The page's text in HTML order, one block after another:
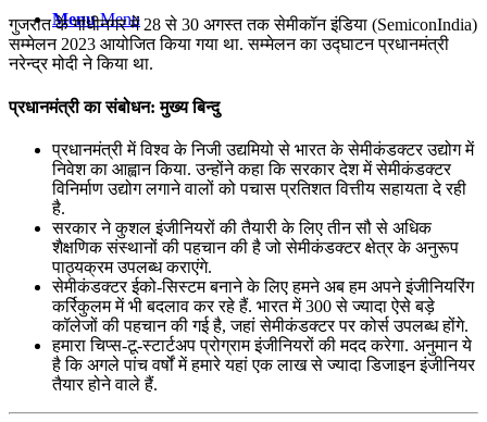
Menu Menu
गुजरात के गांधीनगर में 28 से 30 अगस्त तक सेमीकॉन इंडिया (SemiconIndia)
सम्मेलन 2023 आयोजित किया गया था. सम्मेलन का उद्घाटन प्रधानमंत्री
नरेन्‍द्र मोदी ने किया था.
प्रधानमंत्री का संबोधन: मुख्य बिन्दु
प्रधानमंत्री में विश्व के निजी उद्यमियो से भारत के सेमीकंडक्‍टर उद्योग में
निवेश का आह्वान किया. उन्होंने कहा कि सरकार देश में सेमीकंडक्‍टर
विनिर्माण उद्योग लगाने वालों को पचास प्रतिशत वित्तीय सहायता दे रही
है.
सरकार ने कुशल इंजीनियरों की तैयारी के लिए तीन सौ से अधिक
शैक्षणिक संस्थानों की पहचान की है जो सेमीकंडक्‍टर क्षेत्र के अनुरूप
पाठ्यक्रम उपलब्ध कराएंगे.
सेमीकंडक्‍टर ईको-सिस्‍टम बनाने के लिए हमने अब हम अपने इंजीनियरिंग
कर्रिकुलम में भी बदलाव कर रहे हैं. भारत में 300 से ज्‍यादा ऐसे बड़े
कॉलेजों की पहचान की गई है, जहां सेमीकंडक्‍टर पर कोर्स उपलब्ध होंगे.
हमारा चिप्‍स-टू-स्‍टार्टअप प्रोग्राम इंजीनियरों की मदद करेगा. अनुमान ये
है कि अगले पांच वर्षों में हमारे यहां एक लाख से ज्यादा डिजाइन इंजीनियर
तैयार होने वाले हैं.